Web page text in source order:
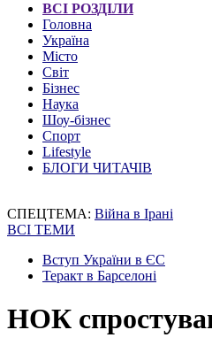
ВСІ РОЗДІЛИ
Головна
Україна
Місто
Світ
Бізнес
Наука
Шоу-бізнес
Спорт
Lifestyle
БЛОГИ ЧИТАЧІВ
СПЕЦТЕМА: Війна в Ірані
ВСІ ТЕМИ
Вступ України в ЄС
Теракт в Барселоні
НОК